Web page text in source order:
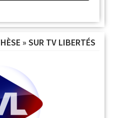
» SUR TV LIBERTÉS